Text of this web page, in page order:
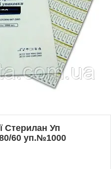
Стерилан Уп
60 уп.№1000